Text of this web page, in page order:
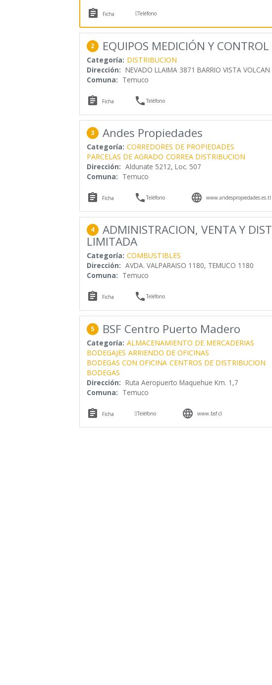
 Ficha Teléfono
2 EQUIPOS MEDICIÓN Y CONTROL
Categoría: DISTRIBUCION
Dirección: NEVADO LLAIMA 3871 BARRIO VISTA VOLCAN
Comuna: Temuco
 Ficha Teléfono
3 Andes Propiedades
Categoría: CORREDORES DE PROPIEDADES
PARCELAS DE AGRADO CORREA DISTRIBUCION
Dirección: Aldunate 5212, Loc. 507
Comuna: Temuco
 Ficha Teléfono  www.andespropiedades.es.tl
4 ADMINISTRACION, VENTA Y
LIMITADA
Categoría: COMBUSTIBLES
Dirección: AVDA. VALPARAISO 1180, TEMUCO 1180
Comuna: Temuco
 Ficha Teléfono
5 BSF Centro Puerto Madero
Categoría: ALMACENAMIENTO DE MERCADERIAS
BODEGAJES ARRIENDO DE OFICINAS
BODEGAS CON OFICINA CENTROS DE DISTRIBUCION
BODEGAS
Dirección: Ruta Aeropuerto Maquehue Km. 1,7
Comuna: Temuco
 Ficha Teléfono  www.bsf.cl